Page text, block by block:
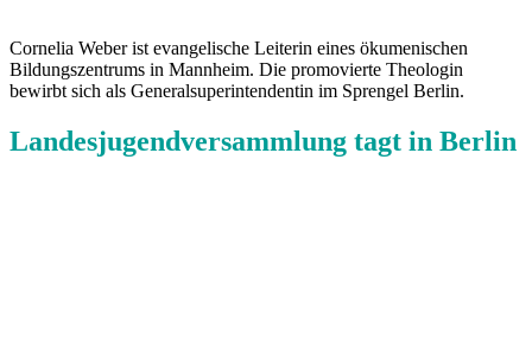
Cornelia Weber ist evangelische Leiterin eines ökumenischen
Bildungszentrums in Mannheim. Die promovierte Theologin
bewirbt sich als Generalsuperintendentin im Sprengel Berlin.
Landesjugendversammlung tagt in Berlin